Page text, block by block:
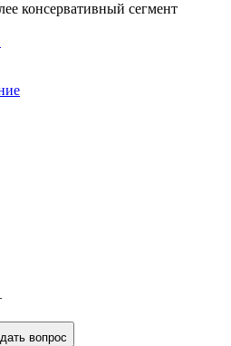
консервативный сегмент
вопрос